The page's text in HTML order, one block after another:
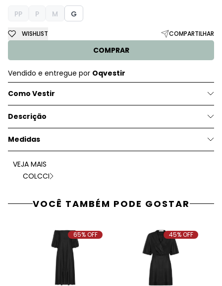
PP P M G
COMPRAR
WISHLIST COMPARTILHAR
Vendido e entregue por Oqvestir
Como Vestir
Descrição
Medidas
VEJA MAIS
COLCCI
VOCÊ TAMBÉM PODE GOSTAR
65% OFF 45% OFF